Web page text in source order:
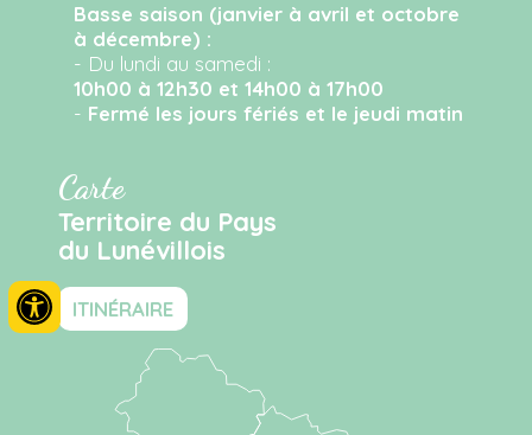
Basse saison (janvier à avril et octobre
à décembre) :
- Du lundi au samedi :
10h00 à 12h30 et 14h00 à 17h00
- Fermé les jours fériés et le jeudi matin
Carte
Territoire du Pays
du Lunévillois
ITINÉRAIRE